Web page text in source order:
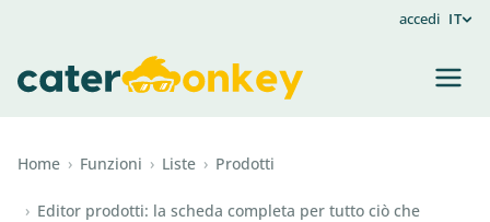
accedi IT
Home › Funzioni › Liste › Prodotti
› Editor prodotti: la scheda completa per tutto ciò che